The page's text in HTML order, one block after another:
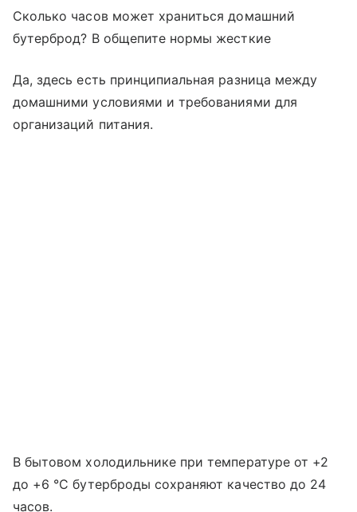
Сколько часов может храниться домашний
бутерброд? В общепите нормы жесткие
Да, здесь есть принципиальная разница между
домашними условиями и требованиями для
организаций питания.
В бытовом холодильнике при температуре от +2
до +6 °C бутерброды сохраняют качество до 24
часов.